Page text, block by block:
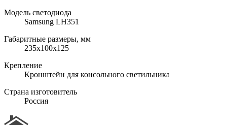
Модель светодиода
Samsung LH351
Габаритные размеры, мм
235х100х125
Крепление
Кронштейн для консольного светильника
Страна изготовитель
Россия